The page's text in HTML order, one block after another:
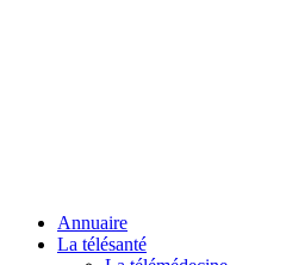
Annuaire
La télésanté